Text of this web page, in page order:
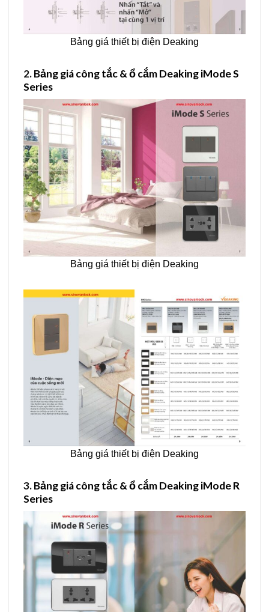
Bảng giá thiết bị điện Deaking
2.Bảng giá công tắc & ổ cắm Deaking iMode S
Series
Bảng giá thiết bị điện Deaking
Bảng giá thiết bị điện Deaking
3.Bảng giá công tắc & ổ cắm Deaking iMode R
Series